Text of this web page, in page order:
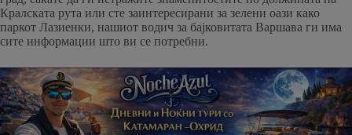
Кралската рута или сте заинтересирани за зелени оази како
паркот Лазиенки, нашиот водич за бајковитата Варшава ги има
сите информации што ви се потребни.